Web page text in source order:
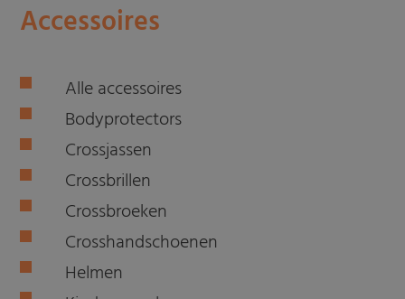
Accessoires
Alle accessoires
Bodyprotectors
Crossjassen
Crossbrillen
Crossbroeken
Crosshandschoenen
Helmen